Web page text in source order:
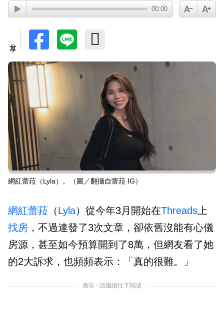
00:00
網紅蕾菈（Lyla）。（圖／翻攝自蕾菈 IG）
網紅蕾菈 （Lyla）從今年3月開始在Threads 上
找房 ，不過連發了3次文章，卻依舊沒能有心儀
房源，甚至如今預算開到了8萬，但網友看了她
的2大訴求，也頻頻表示：「真的很難。」
廣告 - 請繼續往下閱讀